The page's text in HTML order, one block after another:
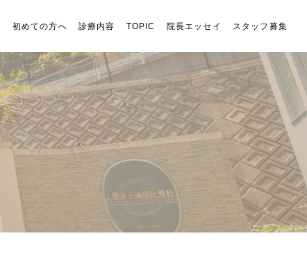
初めての方へ 診療内容 TOPIC 院長エッセイ スタッフ募集